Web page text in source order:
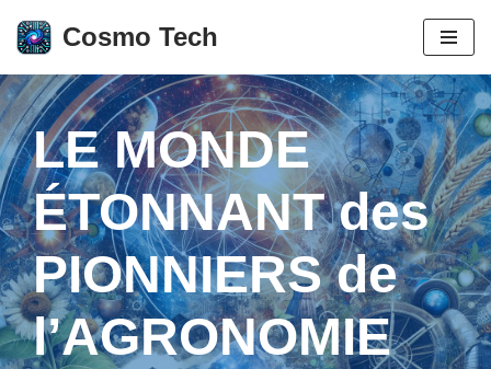
Aller
au
contenu
Cosmo Tech
LE MONDE
ÉTONNANT des
PIONNIERS de
l’AGRONOMIE